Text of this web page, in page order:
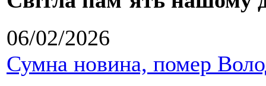
06/02/2026
Сумна новина, помер